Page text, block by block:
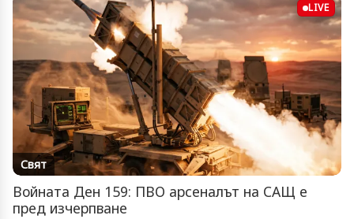
LIVE
Свят
Войната Ден 159: ПВО арсеналът на САЩ е
пред изчерпване